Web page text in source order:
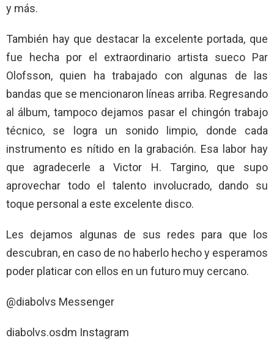
y más.
También hay que destacar la excelente portada, que
fue hecha por el extraordinario artista sueco Par
Olofsson, quien ha trabajado con algunas de las
bandas que se mencionaron líneas arriba. Regresando
al álbum, tampoco dejamos pasar el chingón trabajo
técnico, se logra un sonido limpio, donde cada
instrumento es nítido en la grabación. Esa labor hay
que agradecerle a Victor H. Targino, que supo
aprovechar todo el talento involucrado, dando su
toque personal a este excelente disco.
Les dejamos algunas de sus redes para que los
descubran, en caso de no haberlo hecho y esperamos
poder platicar con ellos en un futuro muy cercano.
@diabolvs Messenger
diabolvs.osdm Instagram